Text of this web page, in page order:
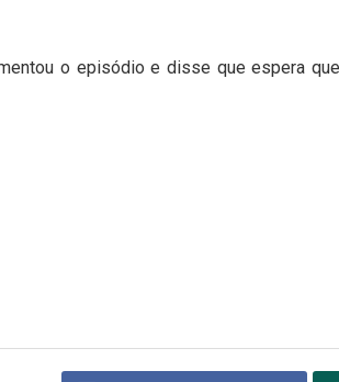
o episódio e disse que espera